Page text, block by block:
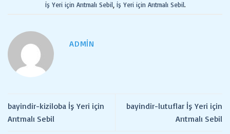
İş Yeri için Arıtmalı Sebil, İş Yeri için Arıtmalı Sebil.
ADMIN
bayindir-kiziloba İş Yeri için
Arıtmalı Sebil
bayindir-lutuflar İş Yeri için
Arıtmalı Sebil